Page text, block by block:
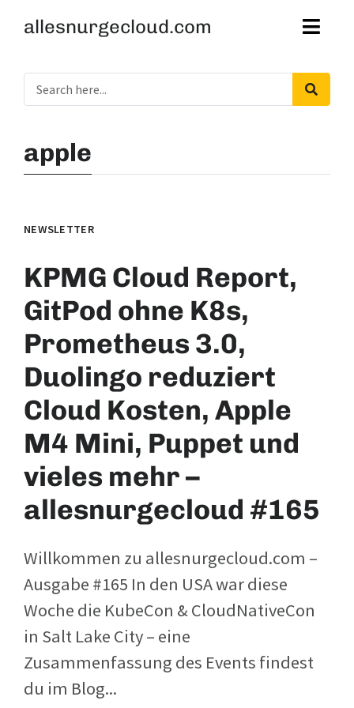
allesnurgecloud.com
apple
NEWSLETTER
KPMG Cloud Report,
GitPod ohne K8s,
Prometheus 3.0,
Duolingo reduziert
Cloud Kosten, Apple
M4 Mini, Puppet und
vieles mehr –
allesnurgecloud #165
Willkommen zu allesnurgecloud.com –
Ausgabe #165 In den USA war diese
Woche die KubeCon & CloudNativeCon
in Salt Lake City – eine
Zusammenfassung des Events findest
du im Blog...